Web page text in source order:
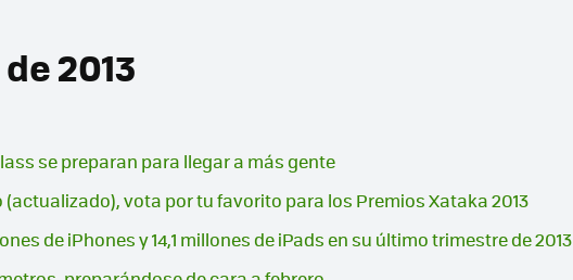
2013
se preparan para llegar a más gente
vota por tu favorito para los Premios Xataka 2013
de iPhones y 14,1 millones de iPads en su último trimestre de 2013